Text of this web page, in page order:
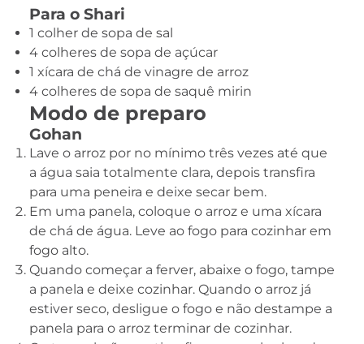
Para o Shari
1 colher de sopa de sal
4 colheres de sopa de açúcar
1 xícara de chá de vinagre de arroz
4 colheres de sopa de saquê mirin
Modo de preparo
Gohan
Lave o arroz por no mínimo três vezes até que
a água saia totalmente clara, depois transfira
para uma peneira e deixe secar bem.
Em uma panela, coloque o arroz e uma xícara
de chá de água. Leve ao fogo para cozinhar em
fogo alto.
Quando começar a ferver, abaixe o fogo, tampe
a panela e deixe cozinhar. Quando o arroz já
estiver seco, desligue o fogo e não destampe a
panela para o arroz terminar de cozinhar.